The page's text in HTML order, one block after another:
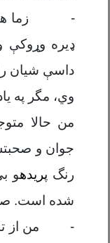
-
زما
ډیره وړوکې
داسې شیان
وي، مگر په
من حالا
جوان و
رنگ پریدهو
شده است.
-
من از